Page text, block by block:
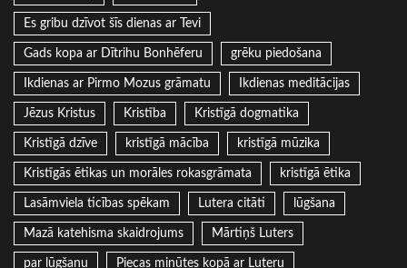
Es gribu dzīvot šīs dienas ar Tevi
Gads kopa ar Dītrihu Bonhēferu grēku piedošana
Ikdienas ar Pirmo Mozus grāmatu Ikdienas meditācijas
Jēzus Kristus Kristība Kristīgā dogmatika
Kristīgā dzīve kristīgā mācība kristīgā mūzika
Kristīgās ētikas un morāles rokasgrāmata kristīgā ētika
Lasāmviela ticības spēkam Lutera citāti lūgšana
Mazā katehisma skaidrojums Mārtiņš Luters
par lūgšanu Piecas minūtes kopā ar Luteru